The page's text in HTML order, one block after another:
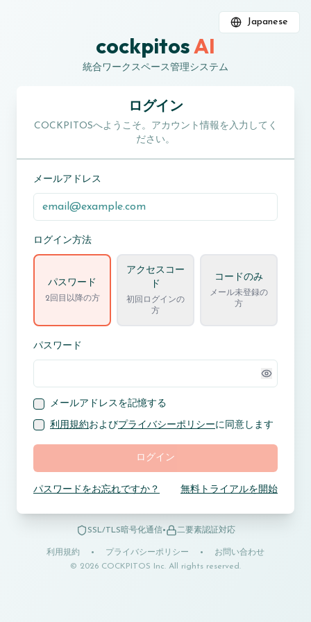
Japanese
cockpitosAI
統合ワークスペース管理システム
ログイン
COCKPITOSへようこそ。アカウント情報を入力してく
ださい。
メールアドレス
ログイン方法
パスワード
2回目以降の方
アクセスコー
ド
初回ログインの
方
コードのみ
メール未登録の
方
パスワード
メールアドレスを記憶する
利用規約およびプライバシーポリシーに同意します
ログイン
パスワードをお忘れですか？ 無料トライアルを開始
SSL/TLS暗号化通信• 二要素認証対応
利用規約 • プライバシーポリシー •
お問い合わせ
© 2026 COCKPITOS Inc. All rights reserved.